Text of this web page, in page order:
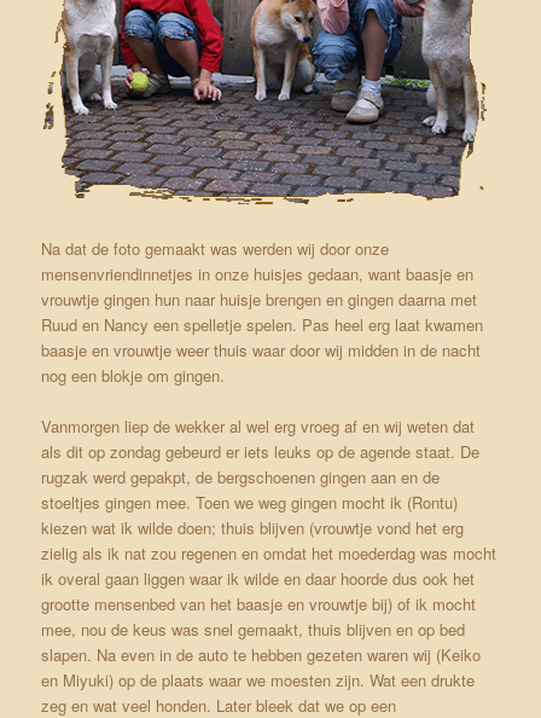
Na dat de foto gemaakt was werden wij door onze
mensenvriendinnetjes in onze huisjes gedaan, want baasje en
vrouwtje gingen hun naar huisje brengen en gingen daarna met
Ruud en Nancy een spelletje spelen. Pas heel erg laat kwamen
baasje en vrouwtje weer thuis waar door wij midden in de nacht
nog een blokje om gingen.
Vanmorgen liep de wekker al wel erg vroeg af en wij weten dat
als dit op zondag gebeurd er iets leuks op de agende staat. De
rugzak werd gepakpt, de bergschoenen gingen aan en de
stoeltjes gingen mee. Toen we weg gingen mocht ik (Rontu)
kiezen wat ik wilde doen; thuis blijven (vrouwtje vond het erg
zielig als ik nat zou regenen en omdat het moederdag was mocht
ik overal gaan liggen waar ik wilde en daar hoorde dus ook het
grootte mensenbed van het baasje en vrouwtje bij) of ik mocht
mee, nou de keus was snel gemaakt, thuis blijven en op bed
slapen. Na even in de auto te hebben gezeten waren wij (Keiko
en Miyuki) op de plaats waar we moesten zijn. Wat een drukte
zeg en wat veel honden. Later bleek dat we op een